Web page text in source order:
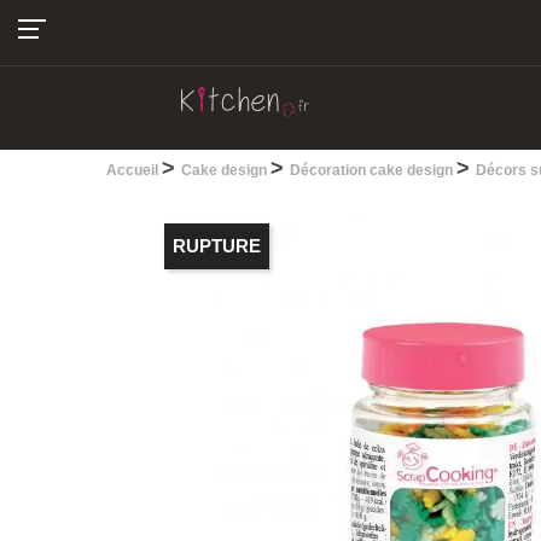
Accueil > Cake design > Décoration cake design > Décors
RUPTURE